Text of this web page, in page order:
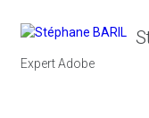
Expert Adobe